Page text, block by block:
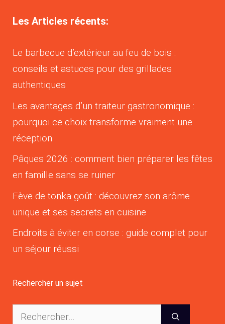
Les Articles récents:
Le barbecue d’extérieur au feu de bois :
conseils et astuces pour des grillades
authentiques
Les avantages d’un traiteur gastronomique :
pourquoi ce choix transforme vraiment une
réception
Pâques 2026 : comment bien préparer les fêtes
en famille sans se ruiner
Fève de tonka goût : découvrez son arôme
unique et ses secrets en cuisine
Endroits à éviter en corse : guide complet pour
un séjour réussi
Rechercher un sujet
Rechercher :